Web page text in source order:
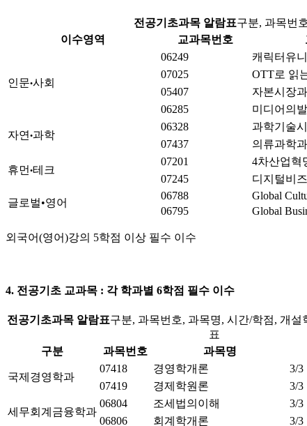
전공기초과목 알람표구분, 과목번
이수영역
교과목번호
인문•사회
06249 캐릭터유
07025 OTT로 읽
05407
자본시장
06285
미디어의
자연 •과학
06328 과학기술
07437
의류과학
휴먼 •테크
07201 4차산업혁
07245
디지털비
글로벌•영어
06788 Global
06795
Global
외국어(영어)강의 5학점 이상 필수 이수
4. 전공기초 교과목 : 각 학과별 6학점 필수 이수
전공기초과목 알람표구분, 과목번호, 과목명, 시간/학점, 개
표
구분
과목번호 과목명
국제경영학과
07418 경영학개론
3/3
07419
경제학원론 3/3
세무회계금융학과
06804 조세법의이해
3/3
06806
회계학개론 3/3